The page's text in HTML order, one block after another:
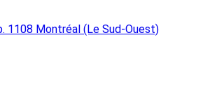
1108 Montréal (Le Sud-Ouest)